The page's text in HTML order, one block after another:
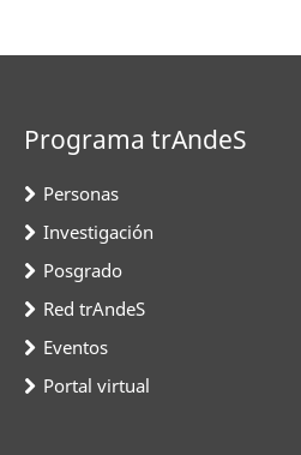
Programa trAndeS
Personas
Investigación
Posgrado
Red trAndeS
Eventos
Portal virtual